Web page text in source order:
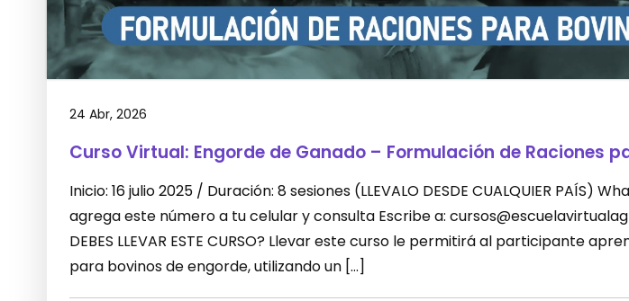
24 Abr, 2026
Curso Virtual: Engorde de Ganado – Formulación de Raciones
Inicio: 16 julio 2025 / Duración: 8 sesiones (LLEVALO DESDE CUALQUIER PAÍS)
agrega este número a tu celular y consulta Escribe a:
DEBES LLEVAR ESTE CURSO? Llevar este curso le permitirá al participante
para bovinos de engorde, utilizando un […]